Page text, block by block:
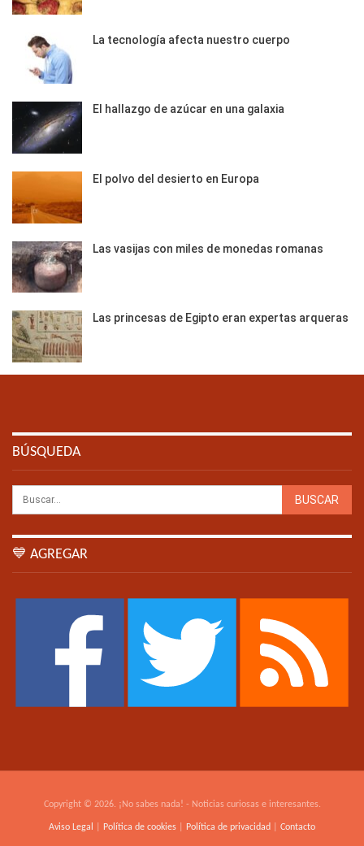
La tecnología afecta nuestro cuerpo
El hallazgo de azúcar en una galaxia
El polvo del desierto en Europa
Las vasijas con miles de monedas romanas
Las princesas de Egipto eran expertas arqueras
BÚSQUEDA
💙 AGREGAR
Copyright © 2026. ¡No sabes nada! - Noticias curiosas e interesantes.
Aviso Legal Política de cookies Política de privacidad Contacto